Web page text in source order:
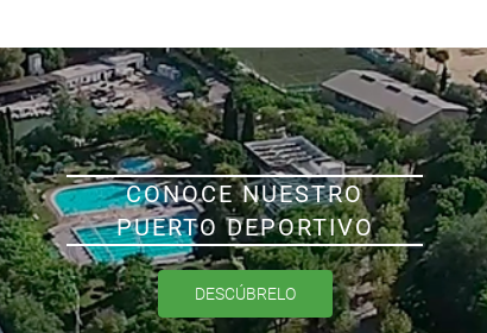
CONOCE NUESTRO
PUERTO DEPORTIVO
DESCÚBRELO